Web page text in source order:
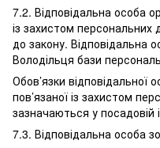
7.2. Відповідальна особа
із захистом персональних
до закону. Відповідальна
Володільця бази
Обов’язки відповідальної
пов’язаної із захистом
зазначаються у посадовій
7.3. Відповідальна особа